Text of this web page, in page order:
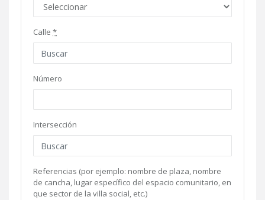
Calle *
Número
Intersección
Referencias (por ejemplo: nombre de plaza, nombre
de cancha, lugar específico del espacio comunitario, en
que sector de la villa social, etc.)